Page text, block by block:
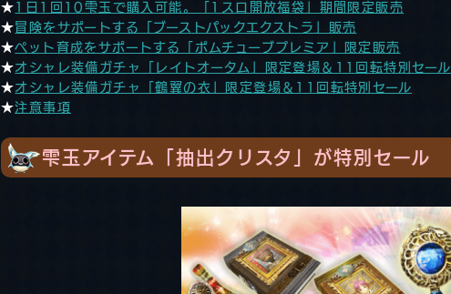
★ 1日1回10雫玉で購入可能。「1スロ開放福袋」期間限定販売
★冒険をサポートする「ブーストパックエクストラ」販売
★ペット育成をサポートする「ポムチューブプレミア」限定販売
★オシャレ装備ガチャ「レイトオータム」限定登場＆11回転特別セール
★オシャレ装備ガチャ「鶴翼の衣」限定登場＆11回転特別セール
★注意事項
雫玉アイテム「抽出クリスタ」が特別セール